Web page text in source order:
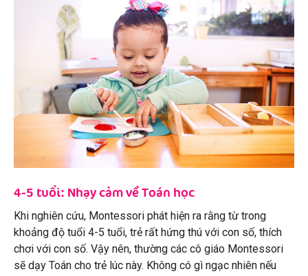
4-5 tuổi: Nhạy cảm về Toán học
Khi nghiên cứu, Montessori phát hiện ra rằng từ trong
khoảng độ tuổi 4-5 tuổi, trẻ rất hứng thú với con số, thích
chơi với con số. Vậy nên, thường các cô giáo Montessori
sẽ dạy Toán cho trẻ lúc này. Không có gì ngạc nhiên nếu